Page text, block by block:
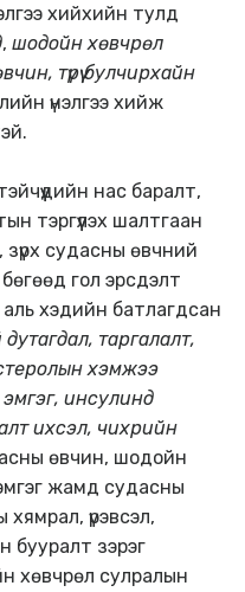
хийхийн тулд
, шодойн хөвчрөл
түрүү булчирхайн
үнэлгээ хийж
нас баралт,
тэргүүлэх шалтгаан
судасны өвчний
гол эрсдэлт
аль хэдийн батлагдсан
таргалалт,
хэмжээ
инсулинд
ихсэл, чихрийн
өвчин, шодойн
жамд судасны
үрэвсэл,
бууралт зэрэг
хөвчрөл сулралын